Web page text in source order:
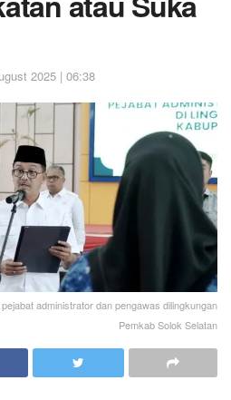
2025 | 06:38
administrator dan pengawas dilingkungan
Pemkab Solok Selatan